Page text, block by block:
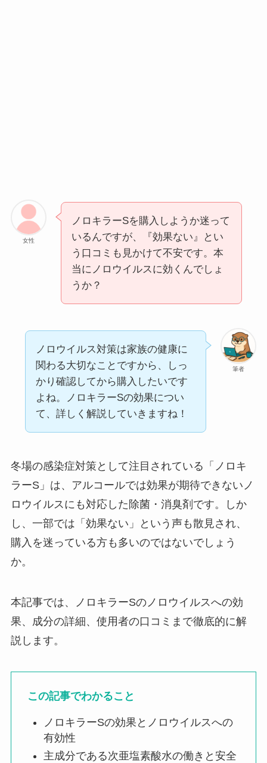
女性
ノロキラーSを購入しようか迷って
いるんですが、『効果ない』とい
う口コミも見かけて不安です。本
当にノロウイルスに効くんでしょ
うか？
筆者
ノロウイルス対策は家族の健康に
関わる大切なことですから、しっ
かり確認してから購入したいです
よね。ノロキラーSの効果につい
て、詳しく解説していきますね！
冬場の感染症対策として注目されている「ノロキ
ラーS」は、アルコールでは効果が期待できないノ
ロウイルスにも対応した除菌・消臭剤です。しか
し、一部では「効果ない」という声も散見され、
購入を迷っている方も多いのではないでしょう
か。
本記事では、ノロキラーSのノロウイルスへの効
果、成分の詳細、使用者の口コミまで徹底的に解
説します。
この記事でわかること
ノロキラーSの効果とノロウイルスへの
有効性
主成分である次亜塩素酸水の働きと安全